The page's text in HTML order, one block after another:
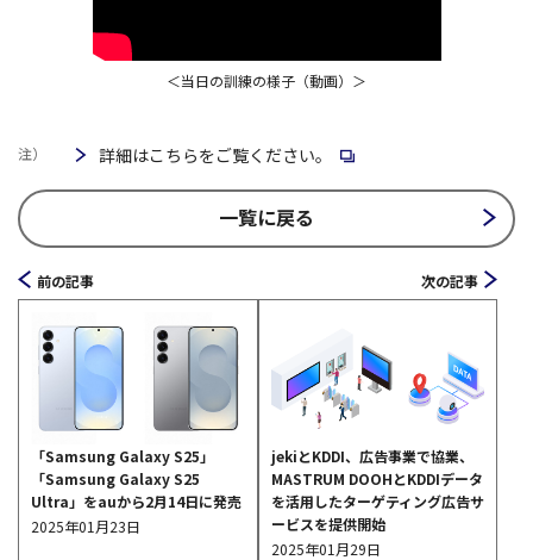
＜当日の訓練の様子（動画）＞
注） 詳細はこちらをご覧ください。
一覧に戻る
前の記事
「Samsung Galaxy S25」
「Samsung Galaxy S25
Ultra」をauから2月14日に発売
2025年01月23日
次の記事
jekiとKDDI、広告事業で協業、
MASTRUM DOOHとKDDIデータ
を活用したターゲティング広告サ
ービスを提供開始
2025年01月29日